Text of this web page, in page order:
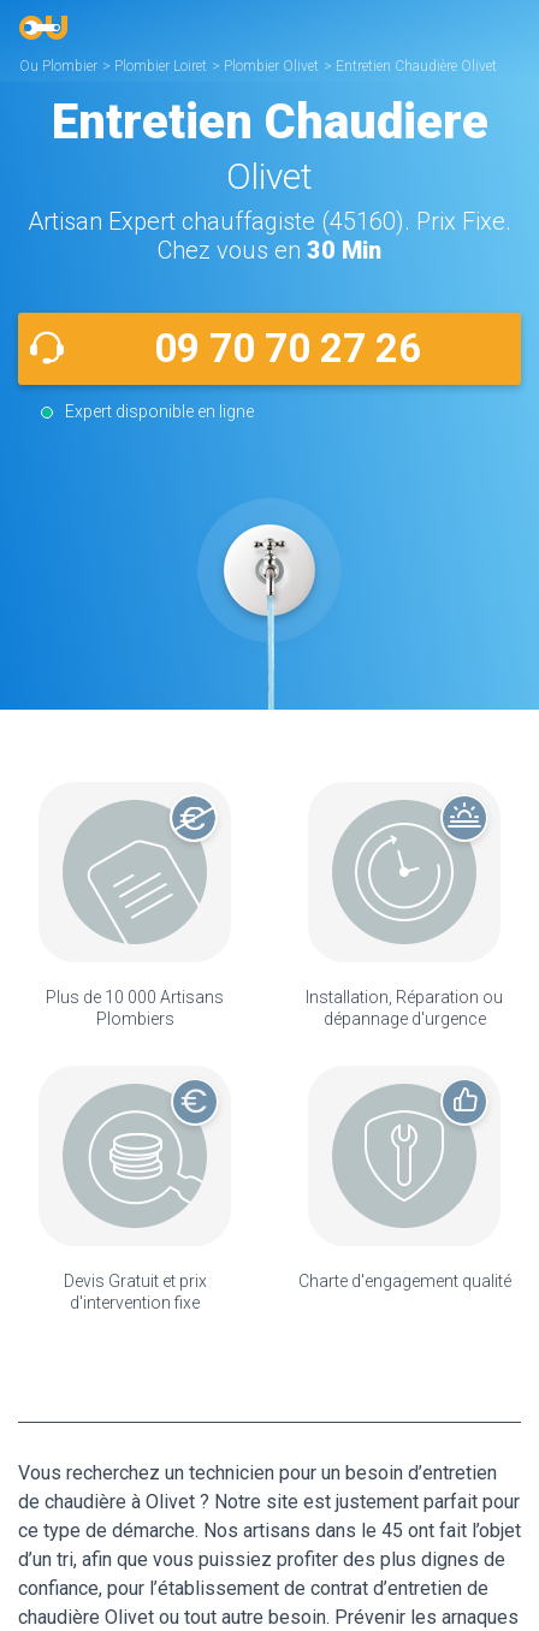
Ou Plombier > Plombier Loiret > Plombier Olivet > Entretien Chaudière Olivet
Entretien Chaudiere
Olivet
Artisan Expert chauffagiste (45160). Prix Fixe.
Chez vous en 30 Min
09 70 70 27 26
Expert disponible en ligne
Plus de 10 000 Artisans
Plombiers
Installation, Réparation ou
dépannage d'urgence
Devis Gratuit et prix
d'intervention fixe
Charte d'engagement qualité
Vous recherchez un technicien pour un besoin d’entretien
de chaudière à Olivet ? Notre site est justement parfait pour
ce type de démarche. Nos artisans dans le 45 ont fait l’objet
d’un tri, afin que vous puissiez profiter des plus dignes de
confiance, pour l’établissement de contrat d’entretien de
chaudière Olivet ou tout autre besoin. Prévenir les arnaques